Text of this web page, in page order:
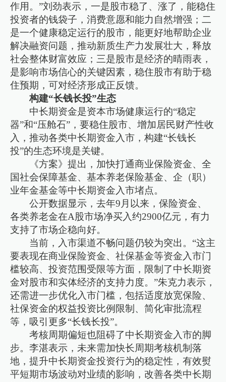
作用。”刘劲表示，一是股市稳了、涨了，能稳住
投资者的钱袋子，消费意愿和能力自然增强；二
是一个健康稳定运行的股市，能更好地帮助企业
解决融资问题，推动新质生产力发展壮大，释放
社会整体财富效应；三是股市是经济的晴雨表，
是影响市场信心的关键因素，稳住股市有助于稳
住预期，可对经济形成正反馈。
构建“长钱长投”生态
中长期资金是资本市场健康运行的“稳定
器”和“压舱石”，要稳住股市、增加居民财产性收
入，推动各类中长期资金入市，构建“长钱长
投”的生态环境是关键。
《方案》提出，加快打通商业保险资金、全
国社会保障基金、基本养老保险基金、企（职）
业年金基金等中长期资金入市堵点。
公开数据显示，去年9月以来，保险资金、
各类养老金在A股市场净买入约2900亿元，有力
支持了市场企稳向好。
当前，入市渠道不畅问题仍较为突出。“这主
要表现在商业保险资金、社保基金等资金入市门
槛较高、投资范围受限等方面，限制了中长期资
金对股市和实体经济的支持力度。”朱克力表示，
还需进一步优化入市门槛，包括适度放宽保险、
社保资金的权益投资比例限制、简化审批流程
等，吸引更多“长钱长投”。
考核周期偏短也阻碍了中长期资金入市的脚
步。李湛表示，未来需加快长周期考核机制落
地，提升中长期资金投资行为的稳定性，有效熨
平短期市场波动对业绩的影响，改善各类中长期